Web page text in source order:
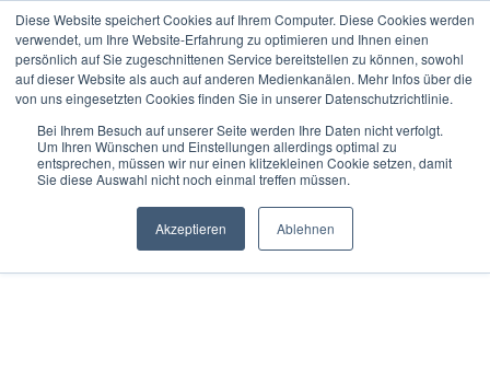
Diese Website speichert Cookies auf Ihrem Computer. Diese Cookies werden
verwendet, um Ihre Website-Erfahrung zu optimieren und Ihnen einen
persönlich auf Sie zugeschnittenen Service bereitstellen zu können, sowohl
auf dieser Website als auch auf anderen Medienkanälen. Mehr Infos über die
von uns eingesetzten Cookies finden Sie in unserer Datenschutzrichtlinie.
Bei Ihrem Besuch auf unserer Seite werden Ihre Daten nicht verfolgt.
Um Ihren Wünschen und Einstellungen allerdings optimal zu
entsprechen, müssen wir nur einen klitzekleinen Cookie setzen, damit
Sie diese Auswahl nicht noch einmal treffen müssen.
Akzeptieren Ablehnen
Rückruf vereinbaren
Willkommen in meinem Kalender
Hier kannst Du Dir Deinen persönlichen Termin buchen. Suche dir
hierzu den für Dich passenden Zeitpunkt aus und folge den
unser Telefonat. Dein Stefan